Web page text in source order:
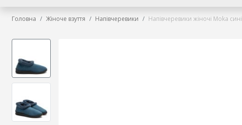
Головна Жіноче взуття Напівчеревики Напівчеревики жіночі Moka сині